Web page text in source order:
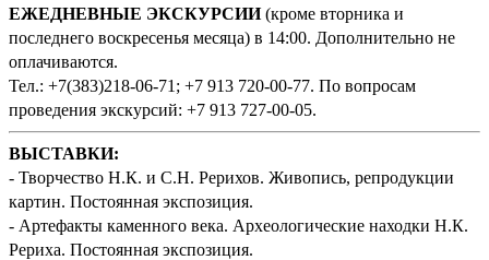
ЕЖЕДНЕВНЫЕ ЭКСКУРСИИ(кроме вторника и
последнего воскресенья месяца) в 14:00. Дополнительно не
оплачиваются.
Тел.: +7(383)218-06-71; +7 913 720-00-77. По вопросам
проведения экскурсий: +7 913 727-00-05.
ВЫСТАВКИ:
- Творчество Н.К. и С.Н. Рерихов. Живопись, репродукции
картин. Постоянная экспозиция.
- Артефакты каменного века. Археологические находки Н.К.
Рериха. Постоянная экспозиция.